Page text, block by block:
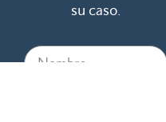
su caso.